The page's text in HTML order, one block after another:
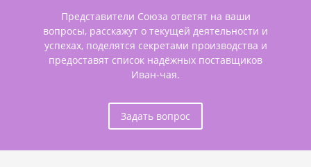
Представители Союза ответят на ваши
вопросы, расскажут о текущей деятельности и
успехах, поделятся секретами производства и
предоставят список надёжных поставщиков
Иван-чая.
Задать вопрос